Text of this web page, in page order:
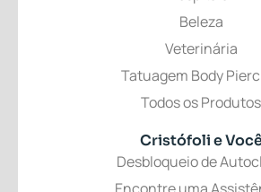
Beleza
Veterinária
Tatuagem Body
Todos os Produtos
Cristófolie
Desbloqueio de